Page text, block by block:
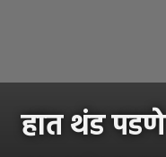
हात थंड पडणे